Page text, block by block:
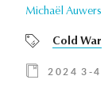
Michaël Auwers
Cold War
2024 3-4